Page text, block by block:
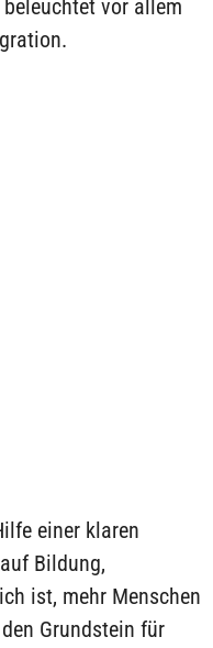
vor allem
einer klaren
Bildung,
ist, mehr Menschen
Grundstein für